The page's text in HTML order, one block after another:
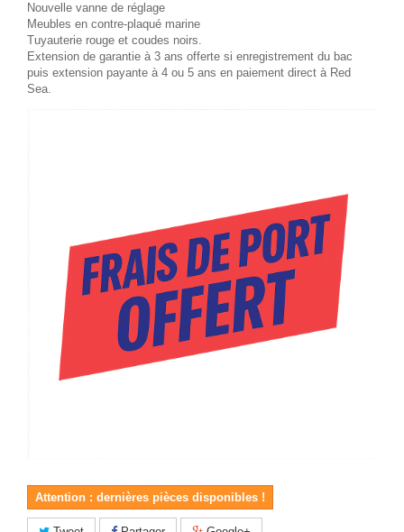
Nouvelle vanne de réglage
Meubles en contre-plaqué marine
Tuyauterie rouge et coudes noirs.
Extension de garantie à 3 ans offerte si enregistrement du bac
puis extension payante à 4 ou 5 ans en paiement direct à Red
Sea.
Attention : dernières pièces disponibles !